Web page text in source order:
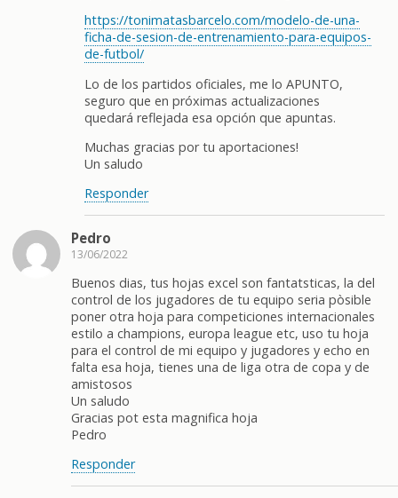
https://tonimatasbarcelo.com/modelo-de-una-
ficha-de-sesion-de-entrenamiento-para-equipos-
de-futbol/
Lo de los partidos oficiales, me lo APUNTO,
seguro que en próximas actualizaciones
quedará reflejada esa opción que apuntas.
Muchas gracias por tu aportaciones!
Un saludo
Responder
Pedro
13/06/2022
Buenos dias, tus hojas excel son fantatsticas, la del
control de los jugadores de tu equipo seria pòsible
poner otra hoja para competiciones internacionales
estilo a champions, europa league etc, uso tu hoja
para el control de mi equipo y jugadores y echo en
falta esa hoja, tienes una de liga otra de copa y de
amistosos
Un saludo
Gracias pot esta magnifica hoja
Pedro
Responder